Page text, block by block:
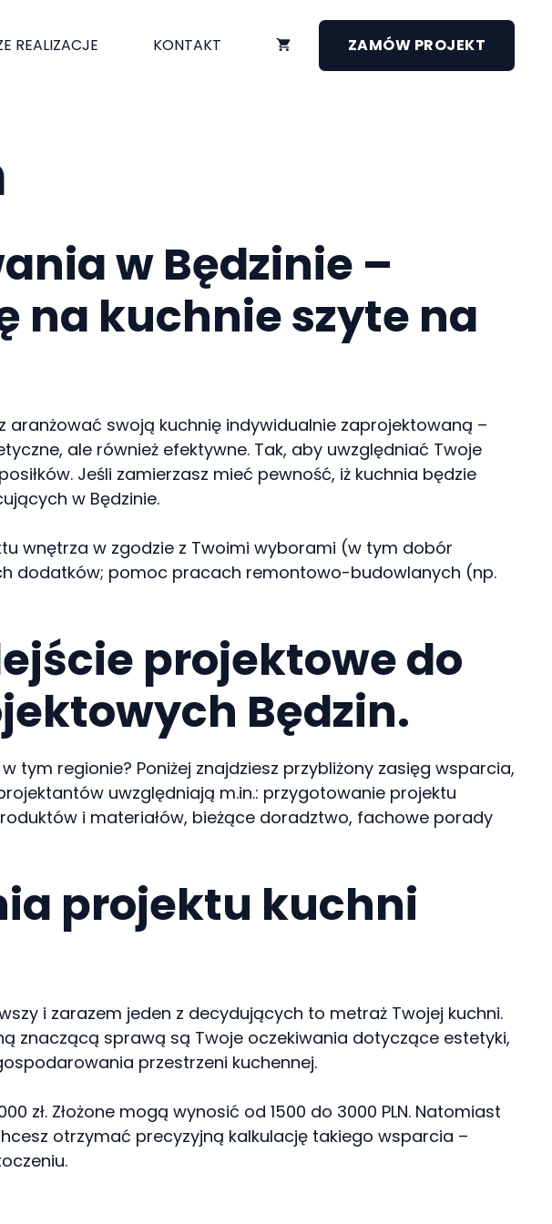
REALIZACJE KONTAKT ZAMÓW PROJEKT
w Będzinie –
na kuchnie szyte na
aranżować swoją kuchnię indywidualnie zaprojektowaną –
ale również efektywne. Tak, aby uwzględniać Twoje
Jeśli zamierzasz mieć pewność, iż kuchnia będzie
w Będzinie.
wnętrza w zgodzie z Twoimi wyborami (w tym dobór
dodatków; pomoc pracach remontowo-budowlanych (np.
projektowe do
Będzin.
tym regionie? Poniżej znajdziesz przybliżony zasięg wsparcia,
uwzględniają m.in.: przygotowanie projektu
i materiałów, bieżące doradztwo, fachowe porady
projektu kuchni
i zarazem jeden z decydujących to metraż Twojej kuchni.
znaczącą sprawą są Twoje oczekiwania dotyczące estetyki,
przestrzeni kuchennej.
zł. Złożone mogą wynosić od 1500 do 3000 PLN. Natomiast
otrzymać precyzyjną kalkulację takiego wsparcia –